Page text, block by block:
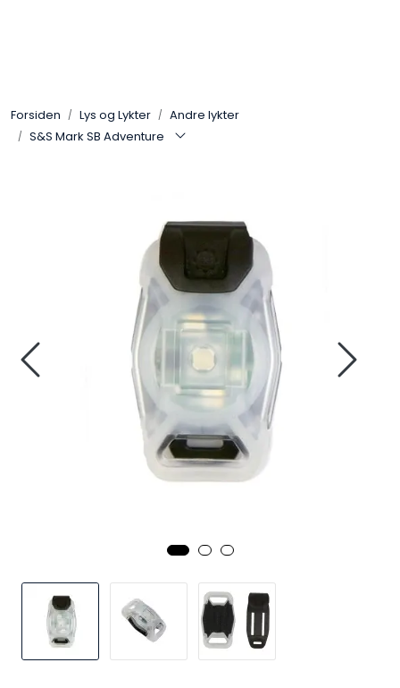
Forsiden Lys og Lykter
Andre lykter
S&S Mark SB Adventure
Bekledning
Beskyttelsesutstyr
Bagger og sekker
Outlet